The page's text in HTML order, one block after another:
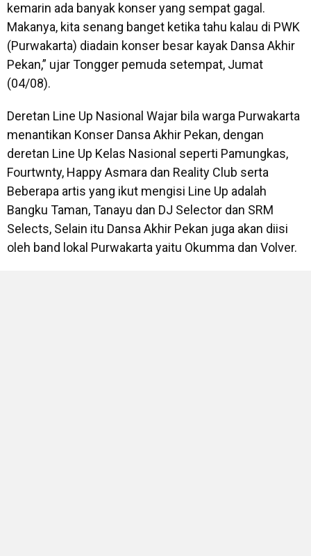
kemarin ada banyak konser yang sempat gagal.
Makanya, kita senang banget ketika tahu kalau di PWK
(Purwakarta) diadain konser besar kayak Dansa Akhir
Pekan,” ujar Tongger pemuda setempat, Jumat
(04/08).
Deretan Line Up Nasional Wajar bila warga Purwakarta
menantikan Konser Dansa Akhir Pekan, dengan
deretan Line Up Kelas Nasional seperti Pamungkas,
Fourtwnty, Happy Asmara dan Reality Club serta
Beberapa artis yang ikut mengisi Line Up adalah
Bangku Taman, Tanayu dan DJ Selector dan SRM
Selects, Selain itu Dansa Akhir Pekan juga akan diisi
oleh band lokal Purwakarta yaitu Okumma dan Volver.